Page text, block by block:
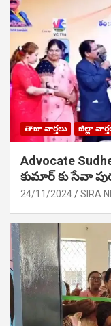
తాజా వార్తలు జిల్లా
Advocate
కుమార్ కు సేవా
24/11/2024 SIRA